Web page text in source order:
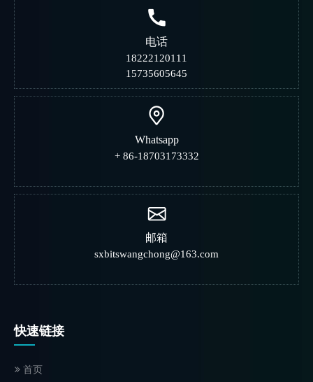
电话
18222120111
15735605645
Whatsapp
+ 86-18703173332
邮箱
sxbitswangchong@163.com
快速链接
首页